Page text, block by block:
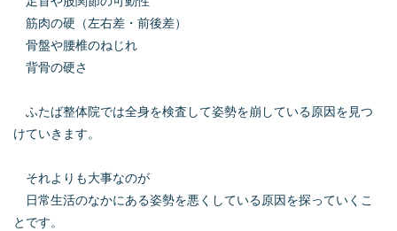
筋肉の硬（左右差・前後差）
骨盤や腰椎のねじれ
背骨の硬さ
ふたば整体院では全身を検査して姿勢を崩している原因を見つ
けていきます。
それよりも大事なのが
日常生活のなかにある姿勢を悪くしている原因を探っていくこ
とです。